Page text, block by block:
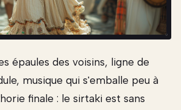
épaules des voisins, ligne de
musique qui s'emballe peu à
finale : le sirtaki est sans